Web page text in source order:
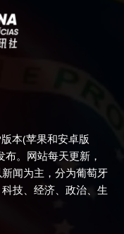
本(苹果和安卓版
。网站每天更新，
闻为主，分为葡萄牙
技、经济、政治、生